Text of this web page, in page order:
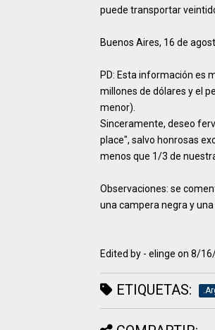
puede transportar
Buenos Aires, 16 de
PD: Esta información es
millones de dólares y el
menor).
Sinceramente, deseo
place", salvo honrosas
menos que 1/3 de
Observaciones: se
una campera negra y
Edited by - elinge on 8/
ETIQUETAS: